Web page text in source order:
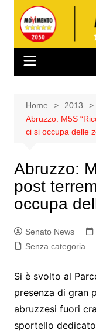
contenuto
Home 2013
Abruzzo: M5S
ci si occupa delle
Abruzzo:
post
occupa
Senato News
Senza categoria
Si è svolto al
presenza di gran
abruzzesi fuori
sportello